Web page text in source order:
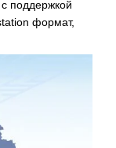
поддержкой
формат,